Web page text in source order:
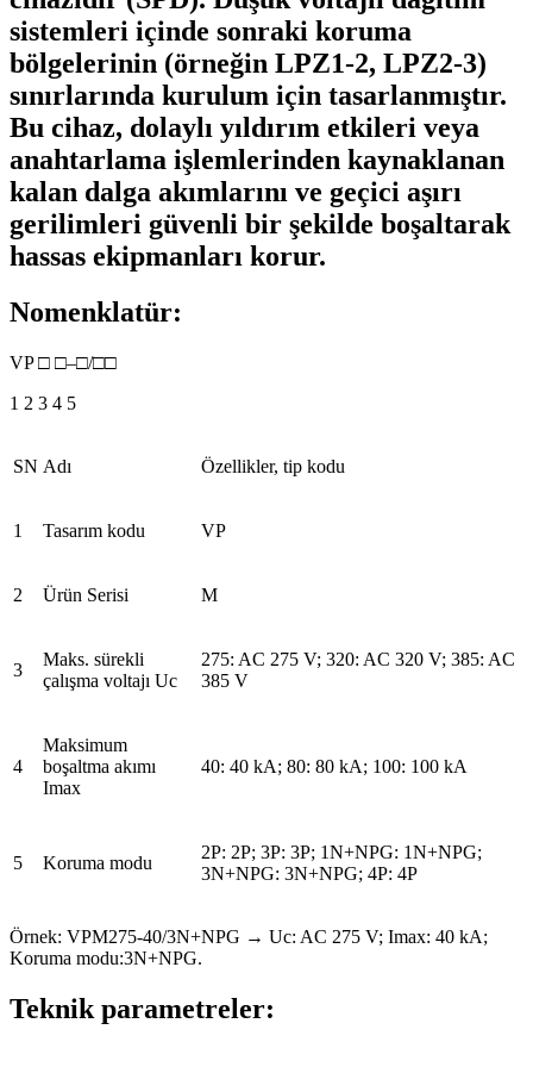
sistemleri içinde sonraki koruma
bölgelerinin (örneğin LPZ1-2, LPZ2-3)
sınırlarında kurulum için tasarlanmıştır.
Bu cihaz, dolaylı yıldırım etkileri veya
anahtarlama işlemlerinden kaynaklanan
kalan dalga akımlarını ve geçici aşırı
gerilimleri güvenli bir şekilde boşaltarak
hassas ekipmanları korur.
Nomenklatür:
VP □ □–□/□□
1 2 3 4 5
SN Adı Özellikler, tip kodu
1 Tasarım kodu VP
2 Ürün Serisi M
3
Maks. sürekli
çalışma voltajı Uc
275: AC 275 V; 320: AC 320 V; 385: AC
385 V
4
Maksimum
boşaltma akımı
Imax
40: 40 kA; 80: 80 kA; 100: 100 kA
5 Koruma modu
2P: 2P; 3P: 3P; 1N+NPG: 1N+NPG;
3N+NPG: 3N+NPG; 4P: 4P
Örnek: VPM275-40/3N+NPG → Uc: AC 275 V; Imax: 40 kA;
Koruma modu:3N+NPG.
Teknik parametreler: